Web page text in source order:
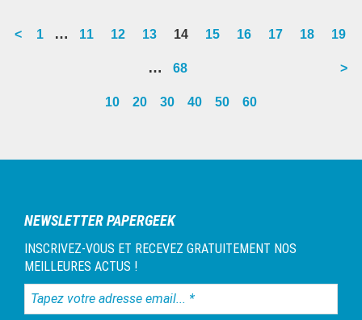
<
Go
1
Interim
…
Go
11
Go
12
Go
page
13
Go
page
14
Go
15
Go
16
Go
17
Go
18
Go
page
19
Interim
omitted
…
Go
page
68 >
10 20 30 40 50 60
latérale
NEWSLETTER PAPERGEEK
INSCRIVEZ-VOUS ET RECEVEZ GRATUITEMENT NOS
MEILLEURES ACTUS !
Tapez
votre